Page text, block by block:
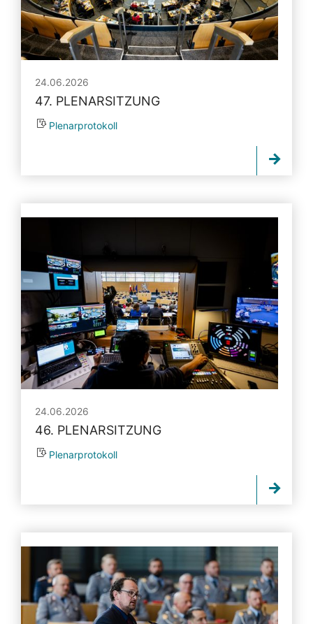
24.06.2026
47. PLENARSITZUNG
Plenarprotokoll
24.06.2026
46. PLENARSITZUNG
Plenarprotokoll